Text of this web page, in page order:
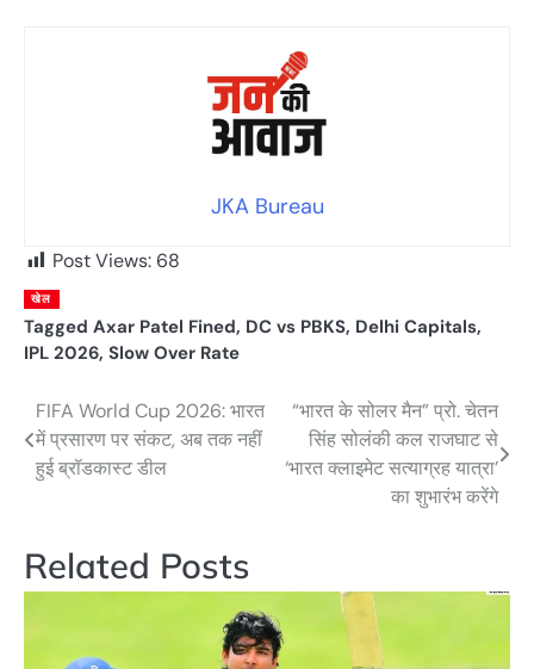
JKA Bureau
Post Views: 68
खेल
Tagged Axar Patel Fined, DC vs PBKS, Delhi Capitals,
IPL 2026, Slow Over Rate
Post
navigation
FIFA World Cup 2026: भारत
में प्रसारण पर संकट, अब तक नहीं
हुई ब्रॉडकास्ट डील
“भारत के सोलर मैन” प्रो. चेतन
सिंह सोलंकी कल राजघाट से
‘भारत क्लाइमेट सत्याग्रह यात्रा’
का शुभारंभ करेंगे
Related Posts